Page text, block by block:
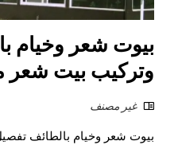
بيوت شعر وخيام
وتركيب بيت شعر
غير مصنف
بيوت شعر وخيام بالطائف